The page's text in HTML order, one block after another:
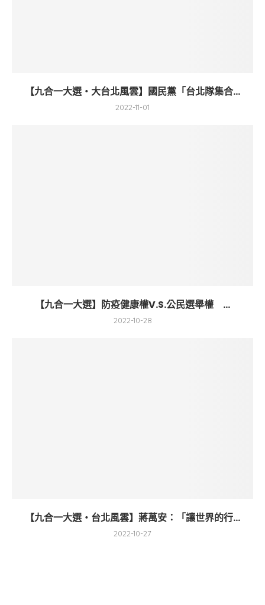
【九合一大選・大台北風雲】國民黨「台北隊集合...
2022-11-01
【九合一大選】防疫健康權V.S.公民選舉權 ...
2022-10-28
【九合一大選・台北風雲】蔣萬安：「讓世界的行...
2022-10-27